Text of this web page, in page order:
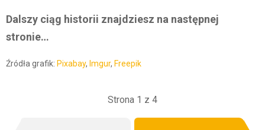
Dalszy ciąg historii znajdziesz na następnej
stronie…
Źródła grafik: Pixabay, Imgur, Freepik
Strona 1 z 4